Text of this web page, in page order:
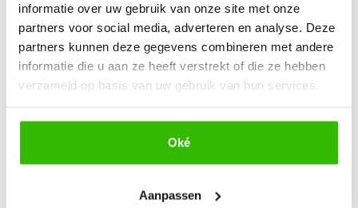
informatie over uw gebruik van onze site met onze
partners voor social media, adverteren en analyse. Deze
partners kunnen deze gegevens combineren met andere
informatie die u aan ze heeft verstrekt of die ze hebben
verzameld op basis van uw gebruik van hun services.
Oké
Aanpassen
Tip: ga eens op je rug liggen en tel het aantal keer
dat je ademhaalt. Een gezonde ademhaling ligt
tussen de 10 en 12 keer per minuut.
De consequenties van
verkeerd ademen
gaan overbelasten. Denk hierbij voornamelijk aan de: